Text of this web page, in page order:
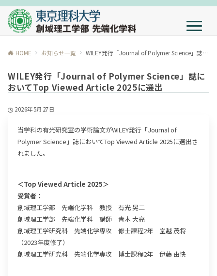
HOME お知らせ一覧 WILEY発行「Journal of Polymer Science」誌においてTop Viewed Article 2025に選出
WILEY発行「Journal of Polymer Science」誌に
おいてTop Viewed Article 2025に選出
2026年5月27日
当学科の有光研究室の学術論文がWILEY発行「Journal of
Polymer Science」誌においてTop Viewed Article 2025に選出さ
れました。
＜Top Viewed Article 2025＞
受賞者：
創域理工学部 先端化学科 教授 有光 晃二
創域理工学部 先端化学科 講師 青木 大亮
創域理工学研究科 先端化学専攻 修士課程2年 堂越 茂将
（2023年度修了）
創域理工学研究科 先端化学専攻 博士課程2年 伊藤 由快